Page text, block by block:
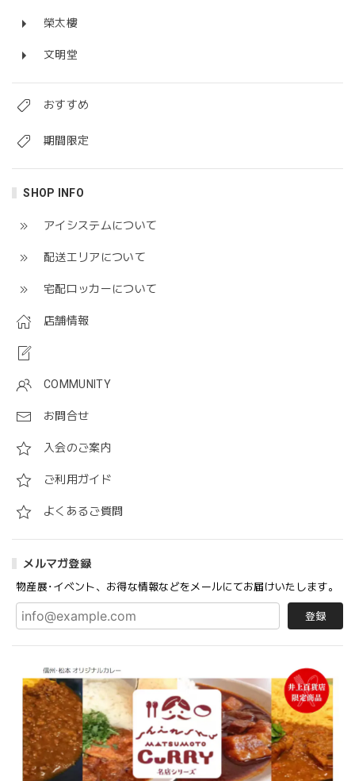
榮太樓
文明堂
おすすめ
期間限定
SHOP INFO
アイシステムについて
配送エリアについて
宅配ロッカーについて
店舗情報
COMMUNITY
お問合せ
入会のご案内
ご利用ガイド
よくあるご質問
メルマガ登録
物産展･イベント、お得な情報などをメールにてお届けいたします。
登録